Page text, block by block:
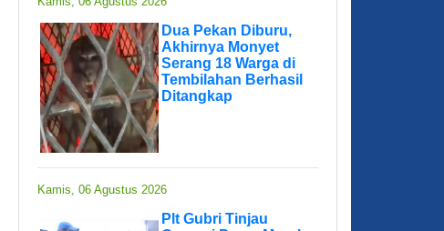
Dua Pekan Diburu,
Akhirnya Monyet
Serang 18 Warga di
Tembilahan Berhasil
Ditangkap
Kamis, 06 Agustus 2026
Plt Gubri Tinjau